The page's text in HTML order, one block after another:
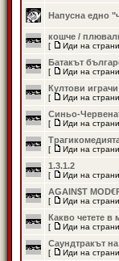
Напусна едно
кошче /
[ Иди на
Батакът
[ Иди на
Култови играчи
[ Иди на
Синьо-
[ Иди на
[ Иди на
1.3.1.2
[ Иди на
AGAIN$T
[ Иди на
Какво четете в
[ Иди на
Саундтракът
[ Иди на